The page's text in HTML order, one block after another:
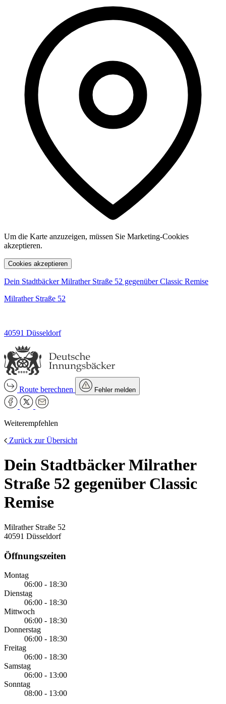
Um die Karte anzuzeigen, müssen Sie Marketing-Cookies
akzeptieren.
Cookies akzeptieren
Dein Stadtbäcker Milrather Straße 52 gegenüber Classic Remise
Milrather Straße 52
40591 Düsseldorf
Route berechnen Fehler melden
Weiterempfehlen
Zurück zur Übersicht
Dein Stadtbäcker Milrather
Straße 52 gegenüber Classic
Remise
Milrather Straße 52
40591 Düsseldorf
Öffnungszeiten
Montag
06:00 - 18:30
Dienstag
06:00 - 18:30
Mittwoch
06:00 - 18:30
Donnerstag
06:00 - 18:30
Freitag
06:00 - 18:30
Samstag
06:00 - 13:00
Sonntag
08:00 - 13:00